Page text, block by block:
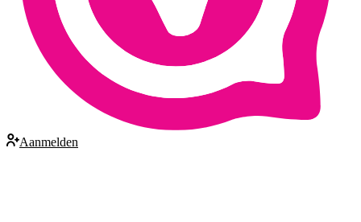
Aanmelden